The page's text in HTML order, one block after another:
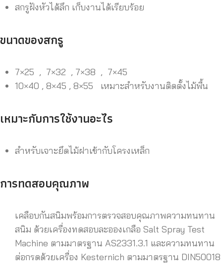
สกรูฝังหัวได้ลึก เก็บงานได้เรียบร้อย
ขนาดของสกรู
7×25 , 7×32 , 7×38 , 7×45
10×40 , 8×45 , 8×55 เหมาะสำหรับงานติดตั้งไม้พื้น
เหมาะกับการใช้งานอะไร
สำหรับเจาะยึดไม้ฝาเข้ากับโครงเหล็ก
การทดสอบคุณภาพ
เคลือบกันสนิมพร้อมการตรวจสอบคุณภาพความทนทาน
สนิม ด้วยเครื่องทดสอบละอองเกลือ Salt Spray Test
Machine ตามมาตรฐาน AS2331.3.1 และความทนทาน
ต่อกรดด้วยเครื่อง Kesternich ตามมาตรฐาน DIN50018